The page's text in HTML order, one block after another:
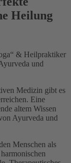
Heilung
& Heilpraktiker
und
Medizin gibt es
Eine
altem Wissen
Ayurveda und
Menschen als